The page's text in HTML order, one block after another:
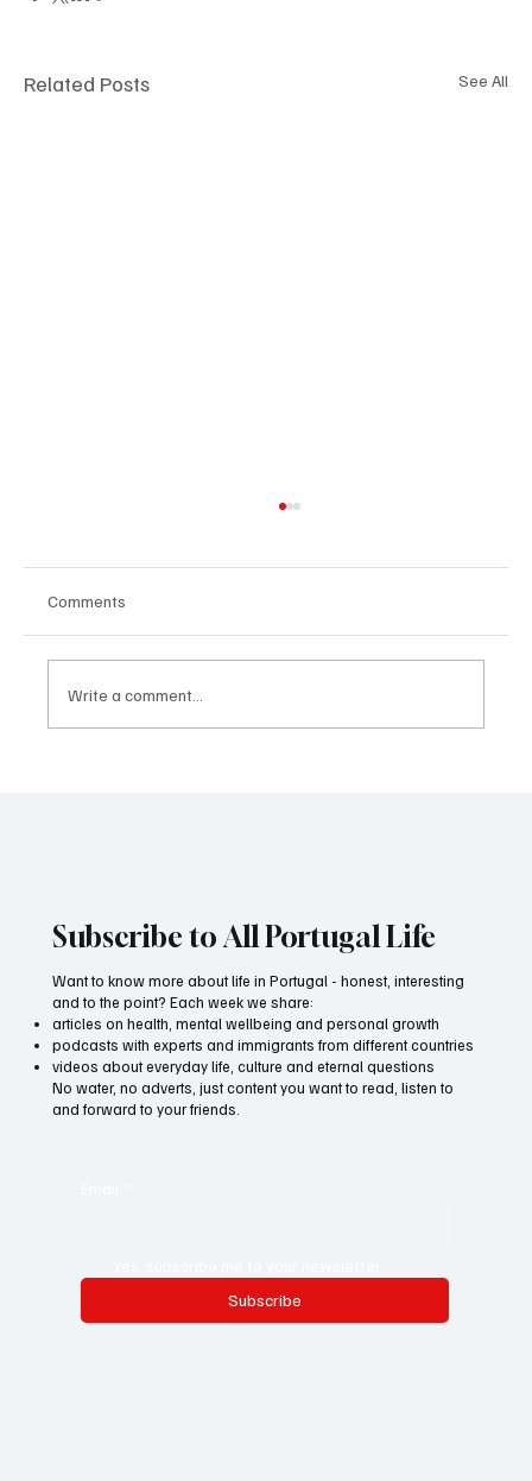
Related Posts See All
Comments
Write a comment...
Subscribe to All Portugal Life
Subscribe
Want to know more about life in Portugal - honest, interesting
and to the point? Each week we share:
articles on health, mental wellbeing and personal growth
podcasts with experts and immigrants from different countries
videos about everyday life, culture and eternal questions
No water, no adverts, just content you want to read, listen to
and forward to your friends.